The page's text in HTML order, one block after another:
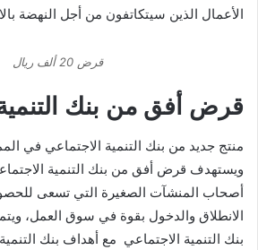
الأعمال الذين سيتكاتفون من أجل النهضة
قرض 20 ألف ريال
قرض أفق من بنك
منتج جديد من بنك التنمية الاجتماعي في
ويستهدف قرض أفق من بنك التنمية
أصحاب المنشآت الصغيرة التي تسعى
الانطلاق والدخول بقوة في سوق العمل،
بنك التنمية الاجتماعي مع أهداف بنك